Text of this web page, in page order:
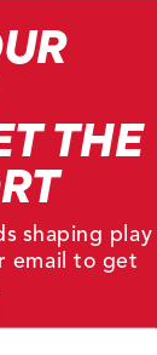
para las
está
periódicas de
THE
shaping play
email to get